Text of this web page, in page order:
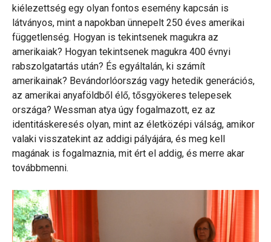
kiélezettség egy olyan fontos esemény kapcsán is
látványos, mint a napokban ünnepelt 250 éves amerikai
függetlenség. Hogyan is tekintsenek magukra az
amerikaiak? Hogyan tekintsenek magukra 400 évnyi
rabszolgatartás után? És egyáltalán, ki számít
amerikainak? Bevándorlóország vagy hetedik generációs,
az amerikai anyaföldből élő, tősgyökeres telepesek
országa? Wessman atya úgy fogalmazott, ez az
identitáskeresés olyan, mint az életközépi válság, amikor
valaki visszatekint az addigi pályájára, és meg kell
magának is fogalmaznia, mit ért el addig, és merre akar
továbbmenni.